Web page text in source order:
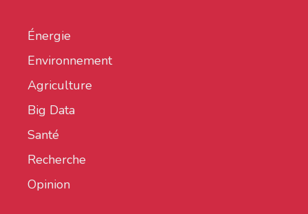
Énergie
Environnement
Agriculture
Big Data
Santé
Recherche
Opinion